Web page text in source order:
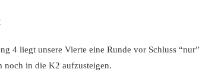
4 liegt unsere Vierte eine Runde vor Schluss
noch in die K2 aufzusteigen.